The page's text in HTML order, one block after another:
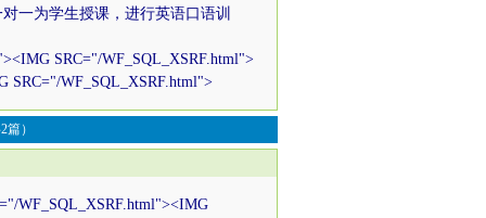
一为学生授课，进行英语口语训
SRC="/WF_SQL_XSRF.html">
SRC="/WF_SQL_XSRF.html">
）
WF_SQL_XSRF.html"><IMG